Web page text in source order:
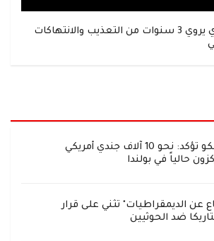
شهادة مؤثرة: جندي يروي 3 سنوات من التعذيب والانتهاكات
موسكو تؤكد: نحو 10 آلاف جندي أمريكي
حالياً في بولندا
عن الديمقراطيات" تثني على قرار
ضد الحوثيين